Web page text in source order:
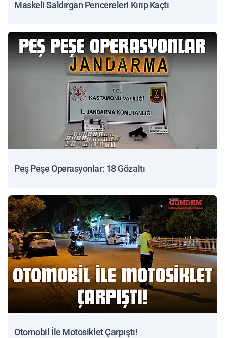
Maskeli Saldırgan Pencereleri Kırıp Kaçtı
Peş Peşe Operasyonlar: 18 Gözaltı
Otomobil İle Motosiklet Çarpıştı!